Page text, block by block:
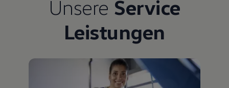
Natur
Events
Rückblick VW Bus Festival 2023
75 Jahre Bulli Jubiläum
Bulli Magazin
Uptime
Unsere Service
Leistungen